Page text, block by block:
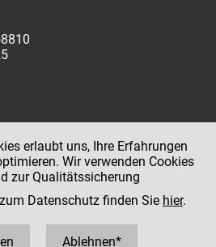
erlaubt uns, Ihre Erfahrungen
Wir verwenden Cookies
zur Qualitätssicherung
Datenschutz finden Sie hier.
Ablehnen*